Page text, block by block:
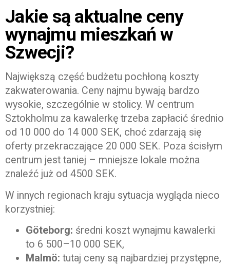
Jakie są aktualne ceny
wynajmu mieszkań w
Szwecji?
Największą część budżetu pochłoną koszty
zakwaterowania. Ceny najmu bywają bardzo
wysokie, szczególnie w stolicy. W centrum
Sztokholmu za kawalerkę trzeba zapłacić średnio
od 10 000 do 14 000 SEK, choć zdarzają się
oferty przekraczające 20 000 SEK. Poza ścisłym
centrum jest taniej – mniejsze lokale można
znaleźć już od 4500 SEK.
W innych regionach kraju sytuacja wygląda nieco
korzystniej:
Göteborg: średni koszt wynajmu kawalerki
to 6 500–10 000 SEK,
Malmö: tutaj ceny są najbardziej przystępne,